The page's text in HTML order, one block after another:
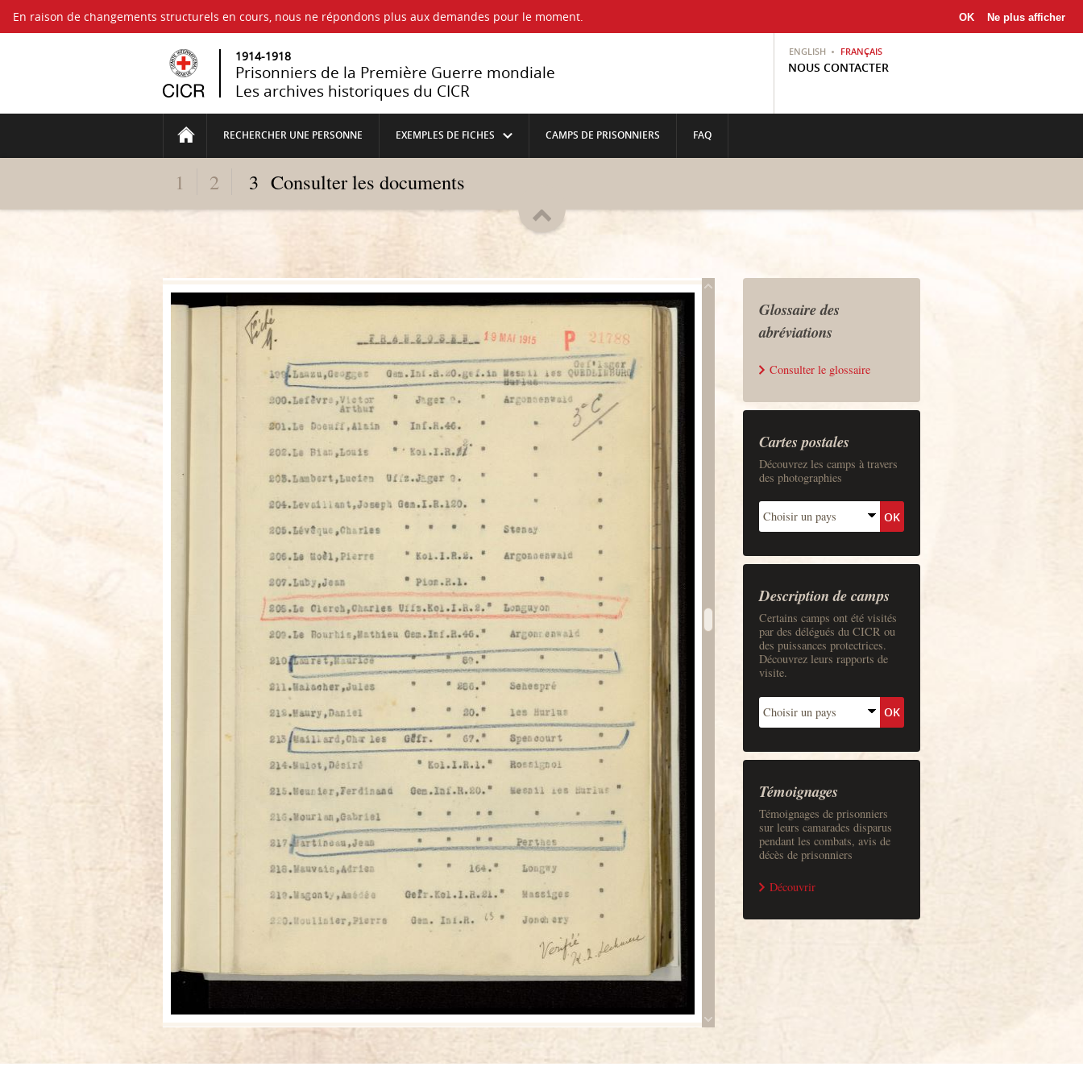
En raison de changements structurels en cours, nous ne répondons plus aux demandes pour le moment. OK Ne plus afficher
1914-1918
Prisonniers de la Première Guerre mondiale
Les archives historiques du CICR
ENGLISH FRANÇAIS
NOUS CONTACTER
RECHERCHER UNE PERSONNE EXEMPLES DE FICHES CAMPS DE PRISONNIERS FAQ
1 2 3 Consulter les documents
Glossaire des
abréviations
Consulter le glossaire
Cartes postales
Découvrez les camps à travers
des photographies
Description de camps
Certains camps ont été visités
par des délégués du CICR ou
des puissances protectrices.
Découvrez leurs rapports de
visite.
Témoignages
Témoignages de prisonniers
sur leurs camarades disparus
pendant les combats, avis de
décès de prisonniers
Découvrir